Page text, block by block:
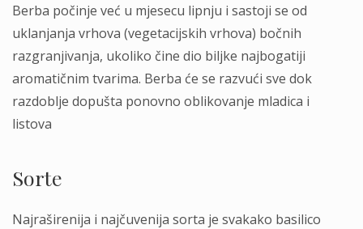
Berba počinje već u mjesecu lipnju i sastoji se od
uklanjanja vrhova (vegetacijskih vrhova) bočnih
razgranjivanja, ukoliko čine dio biljke najbogatiji
aromatičnim tvarima. Berba će se razvući sve dok
razdoblje dopušta ponovno oblikovanje mladica i
listova
Sorte
Najraširenija i najčuvenija sorta je svakako basilico